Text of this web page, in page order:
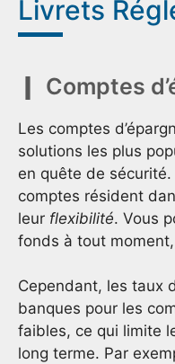
Livrets
Comptes
Les comptes
solutions les plus
en quête de
comptes résident
leur flexibilité. Vous
fonds à tout
Cependant, les taux
banques pour les
faibles, ce qui limite
long terme. Par